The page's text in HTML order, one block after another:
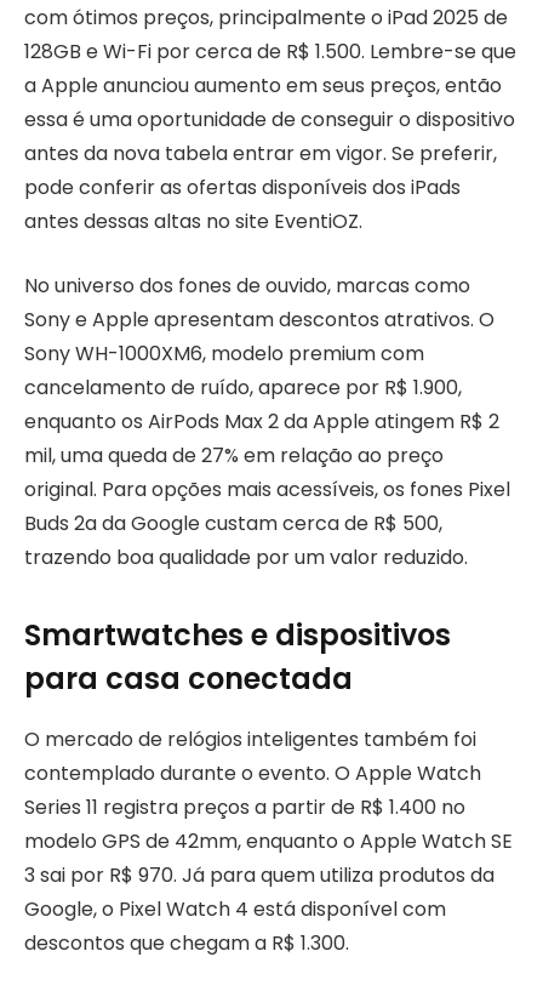
com ótimos preços, principalmente o iPad 2025 de
128GB e Wi-Fi por cerca de R$ 1.500. Lembre-se que
a Apple anunciou aumento em seus preços, então
essa é uma oportunidade de conseguir o dispositivo
antes da nova tabela entrar em vigor. Se preferir,
pode conferir as ofertas disponíveis dos iPads
antes dessas altas no site EventiOZ.
No universo dos fones de ouvido, marcas como
Sony e Apple apresentam descontos atrativos. O
Sony WH-1000XM6, modelo premium com
cancelamento de ruído, aparece por R$ 1.900,
enquanto os AirPods Max 2 da Apple atingem R$ 2
mil, uma queda de 27% em relação ao preço
original. Para opções mais acessíveis, os fones Pixel
Buds 2a da Google custam cerca de R$ 500,
trazendo boa qualidade por um valor reduzido.
Smartwatches e dispositivos
para casa conectada
O mercado de relógios inteligentes também foi
contemplado durante o evento. O Apple Watch
Series 11 registra preços a partir de R$ 1.400 no
modelo GPS de 42mm, enquanto o Apple Watch SE
3 sai por R$ 970. Já para quem utiliza produtos da
Google, o Pixel Watch 4 está disponível com
descontos que chegam a R$ 1.300.